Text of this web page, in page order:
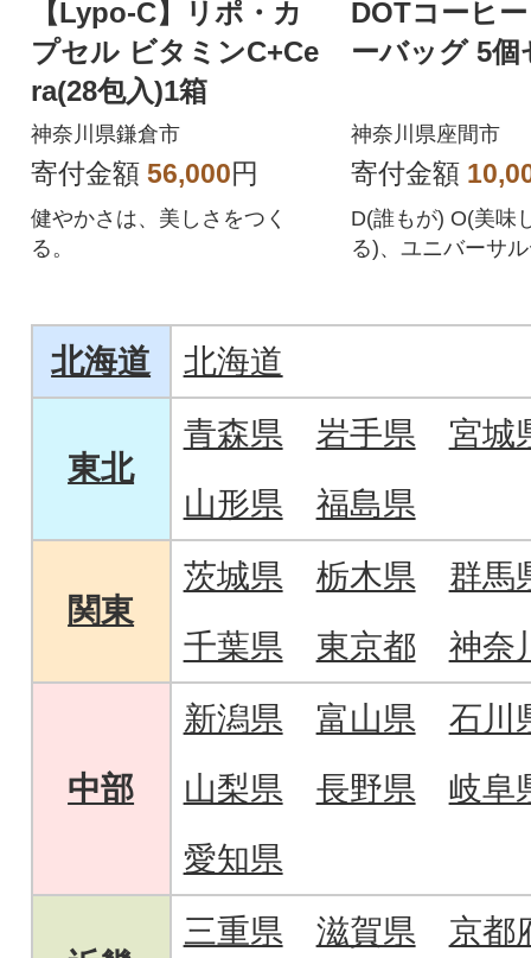
【Lypo-C】リポ・カ
プセル ビタミンC+Ce
ra(28包入)1箱
神奈川県鎌倉市
寄付金額 56,000円
健やかさは、美しさをつく
る。
DOTコーヒ
ーバッグ 5個
神奈川県座間市
寄付金額
D(誰もが) O(美味
る)、ユニバーサ
北海道 北海道
東北
青森県 岩手県
宮城
山形県
福島県
関東
茨城県 栃木県
群馬
千葉県
東京都 神奈
中部
新潟県 富山県
石川
山梨県
長野県
岐阜
愛知県
三重県 滋賀県
京都